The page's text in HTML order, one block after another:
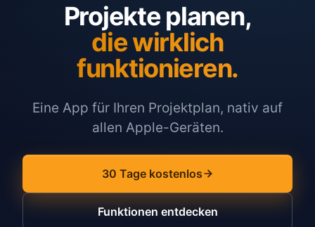
Projekte planen,
die wirklich
funktionieren.
Eine App für Ihren Projektplan, nativ auf
allen Apple-Geräten.
30 Tage kostenlos
Funktionen entdecken